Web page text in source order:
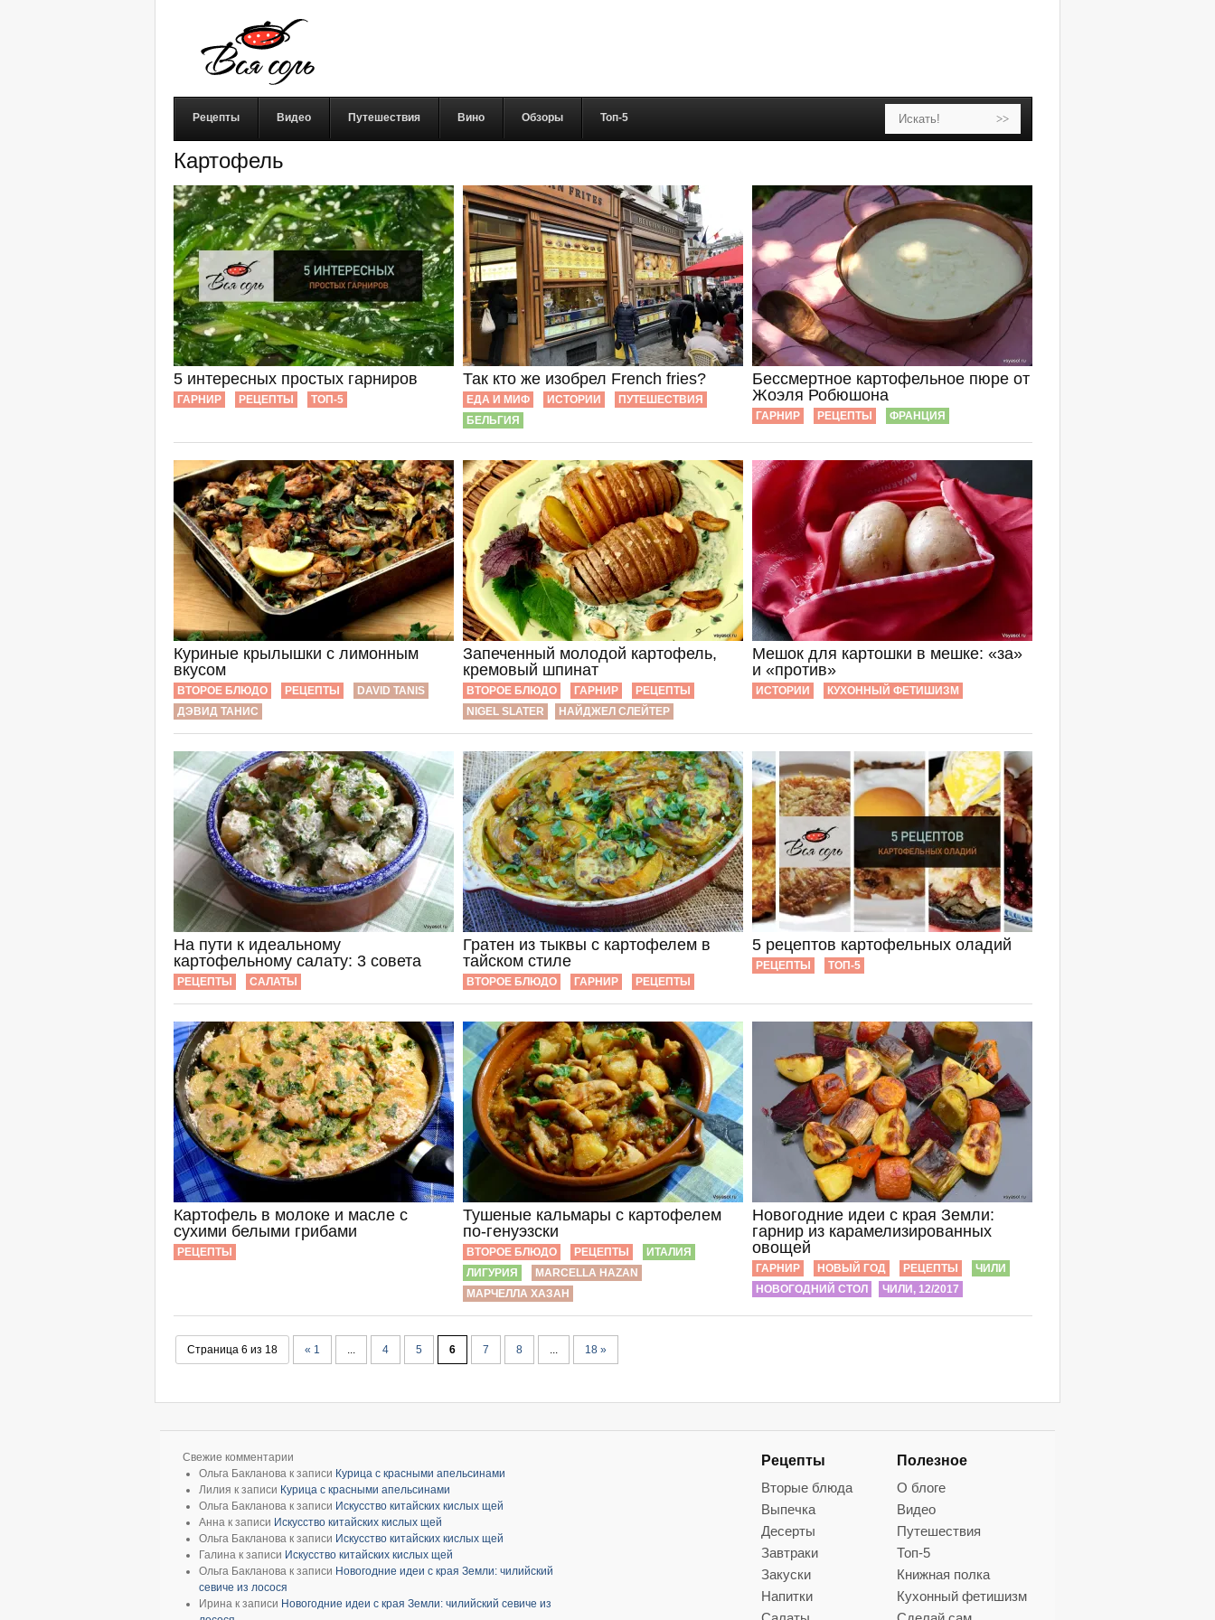
Рецепты Видео Путешествия Вино Обзоры Топ-5
Картофель
5 интересных простых гарниров
ГАРНИР РЕЦЕПТЫ ТОП-5
Так кто же изобрел French fries?
ЕДА И МИФ ИСТОРИИ
ПУТЕШЕСТВИЯ
БЕЛЬГИЯ
Бессмертное картофельное пюре от
Жоэля Робюшона
ГАРНИР РЕЦЕПТЫ ФРАНЦИЯ
Куриные крылышки с лимонным
вкусом
ВТОРОЕ БЛЮДО РЕЦЕПТЫ
DAVID TANIS
ДЭВИД ТАНИС
Запеченный молодой картофель,
кремовый шпинат
ВТОРОЕ БЛЮДО ГАРНИР
РЕЦЕПТЫ
NIGEL SLATER
НАЙДЖЕЛ СЛЕЙТЕР
Мешок для картошки в мешке: «за»
и «против»
ИСТОРИИ КУХОННЫЙ ФЕТИШИЗМ
На пути к идеальному
картофельному салату: 3 совета
РЕЦЕПТЫ САЛАТЫ
Гратен из тыквы с картофелем в
тайском стиле
ВТОРОЕ БЛЮДО ГАРНИР РЕЦЕПТЫ
5 рецептов картофельных оладий
РЕЦЕПТЫ ТОП-5
Картофель в молоке и масле с
сухими белыми грибами
РЕЦЕПТЫ
Тушеные кальмары с картофелем
по-генуэзски
ВТОРОЕ БЛЮДО РЕЦЕПТЫ
ИТАЛИЯ
ЛИГУРИЯ
MARCELLA HAZAN
МАРЧЕЛЛА ХАЗАН
Новогодние идеи с края Земли:
гарнир из карамелизированных
овощей
ГАРНИР НОВЫЙ ГОД РЕЦЕПТЫ
ЧИЛИ
НОВОГОДНИЙ СТОЛ
ЧИЛИ, 12/2017
Страница 6 из 18 « 1 ... 4 5 6 7 8 ... 18 »
Свежие комментарии
Ольга Бакланова к записи Курица с красными апельсинами
Лилия к записи Курица с красными апельсинами
Ольга Бакланова к записи Искусство китайских кислых щей
Анна к записи Искусство китайских кислых щей
Ольга Бакланова к записи Искусство китайских кислых щей
Галина к записи Искусство китайских кислых щей
Ольга Бакланова к записи Новогодние идеи с края Земли: чилийский
севиче из лосося
Ирина к записи Новогодние идеи с края Земли: чилийский севиче из
Рецепты
Вторые блюда
Выпечка
Десерты
Завтраки
Закуски
Напитки
Полезное
О блоге
Видео
Путешествия
Топ-5
Книжная полка
Кухонный фетишизм